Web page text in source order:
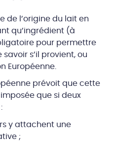
de l’origine du lait en
qu’ingrédient (à
pour permettre
s’il provient, ou
Européenne.
prévoit que cette
que si deux
y attachent une
;